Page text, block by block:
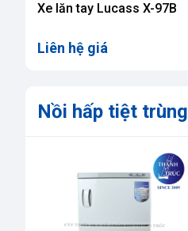
Xe lăn tay Lucass X-97B
Liên hệ giá
Nồi hấp tiệt trùng